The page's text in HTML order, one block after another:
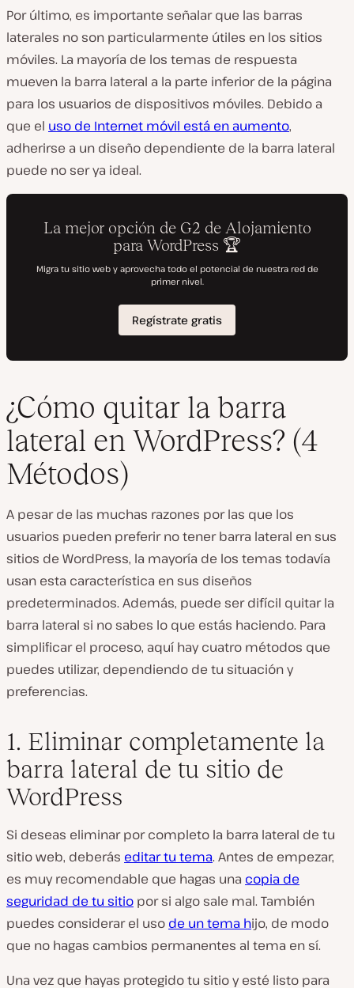
Por último, es importante señalar que las barras
laterales no son particularmente útiles en los sitios
móviles. La mayoría de los temas de respuesta
mueven la barra lateral a la parte inferior de la página
para los usuarios de dispositivos móviles. Debido a
que el uso de Internet móvil está en aumento,
adherirse a un diseño dependiente de la barra lateral
puede no ser ya ideal.
¿Cómo quitar la barra
lateral en WordPress? (4
Métodos)
A pesar de las muchas razones por las que los
usuarios pueden preferir no tener barra lateral en sus
sitios de WordPress, la mayoría de los temas todavía
usan esta característica en sus diseños
predeterminados. Además, puede ser difícil quitar la
barra lateral si no sabes lo que estás haciendo. Para
simplificar el proceso, aquí hay cuatro métodos que
puedes utilizar, dependiendo de tu situación y
preferencias.
1. Eliminar completamente la
barra lateral de tu sitio de
WordPress
Si deseas eliminar por completo la barra lateral de tu
sitio web, deberás editar tu tema. Antes de empezar,
es muy recomendable que hagas una copia de
seguridad de tu sitio por si algo sale mal. También
puedes considerar el uso de un tema hijo, de modo
que no hagas cambios permanentes al tema en sí.
Una vez que hayas protegido tu sitio y esté listo para